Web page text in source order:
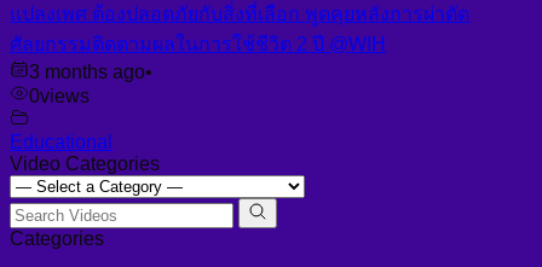
แปลงเพศ ต้องปลอดภัยกับสิ่งที่เลือก พูดคุยหลังการผ่าตัด
ศัลยกรรมติดตามผลในการใช้ชีวิต 2 ปี @WIH
3 months ago•
0views
Educational
Video Categories
Categories